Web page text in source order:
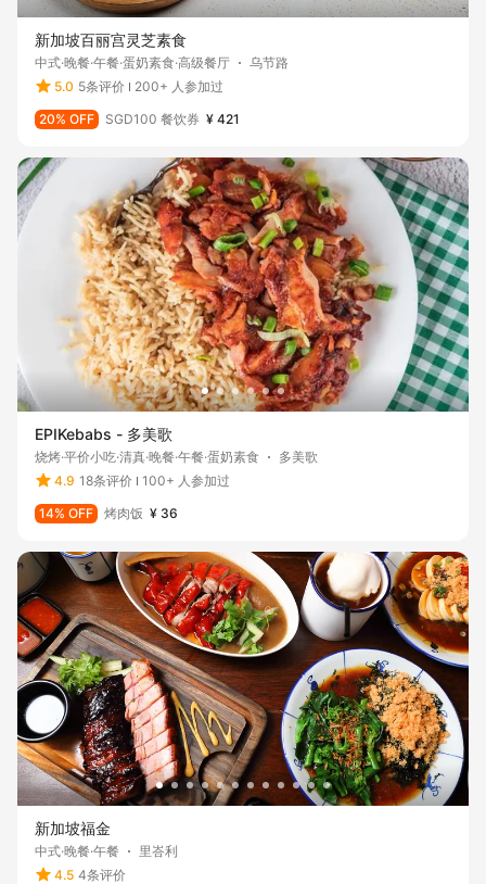
新加坡百丽宫灵芝素食
中式·晚餐·午餐·蛋奶素食·高级餐厅
乌节路
5.0 5条评价
200+ 人参加过
20% OFF
SGD100 餐饮券 ¥ 421
EPIKebabs - 多美歌
烧烤·平价小吃·清真·晚餐·午餐·蛋奶素食
多美歌
4.9 18条评价
100+ 人参加过
14% OFF
烤肉饭 ¥ 36
新加坡福金
中式·晚餐·午餐
里峇利
4.5 4条评价